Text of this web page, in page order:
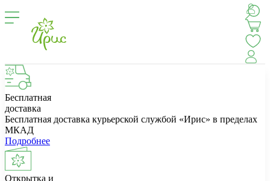
Бесплатная
доставка
Бесплатная доставка курьерской службой «Ирис» в пределах
МКАД
Подробнее
Открытка и